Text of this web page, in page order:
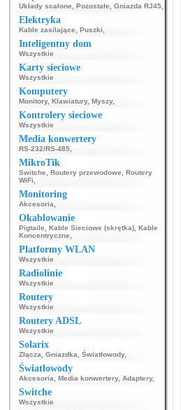
Układy scalone Pozostałe Gniazda RJ45
Elektryka
Kable zasilające Puszki
Inteligentny dom
Wszystkie
Karty sieciowe
Wszystkie
Komputery
Monitory, Klawiatury, Myszy,
Kontrolery sieciowe
Wszystkie
Media konwertery
RS-232/RS-485
MikroTik
Switche Routery przewodowe
Routery
WiFi
Monitoring
Akcesoria
Okablowanie
Pigtaile Kable Sieciowe (skrętka) Kable
Koncentryczne
Platformy WLAN
Wszystkie
Radiolinie
Wszystkie
Routery
Wszystkie
Routery ADSL
Wszystkie
Solarix
Złącza Gniazdka Światłowody,
Światłowody
Akcesoria Media konwertery, Adaptery,
Switche
Wszystkie